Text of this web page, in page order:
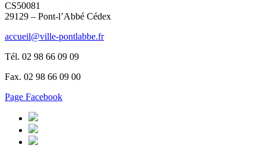
CS50081
29129 – Pont-l’Abbé Cédex
accueil@ville-pontlabbe.fr
Tél. 02 98 66 09 09
Fax. 02 98 66 09 00
Page Facebook